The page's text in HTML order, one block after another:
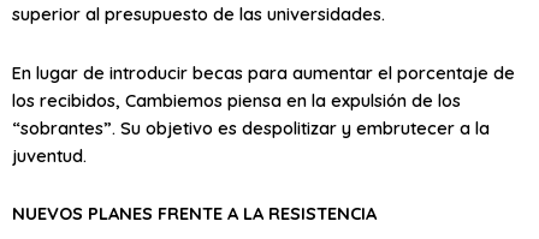
superior al presupuesto de las universidades.
En lugar de introducir becas para aumentar el porcentaje de
los recibidos, Cambiemos piensa en la expulsión de los
“sobrantes”. Su objetivo es despolitizar y embrutecer a la
juventud.
NUEVOS PLANES FRENTE A LA RESISTENCIA